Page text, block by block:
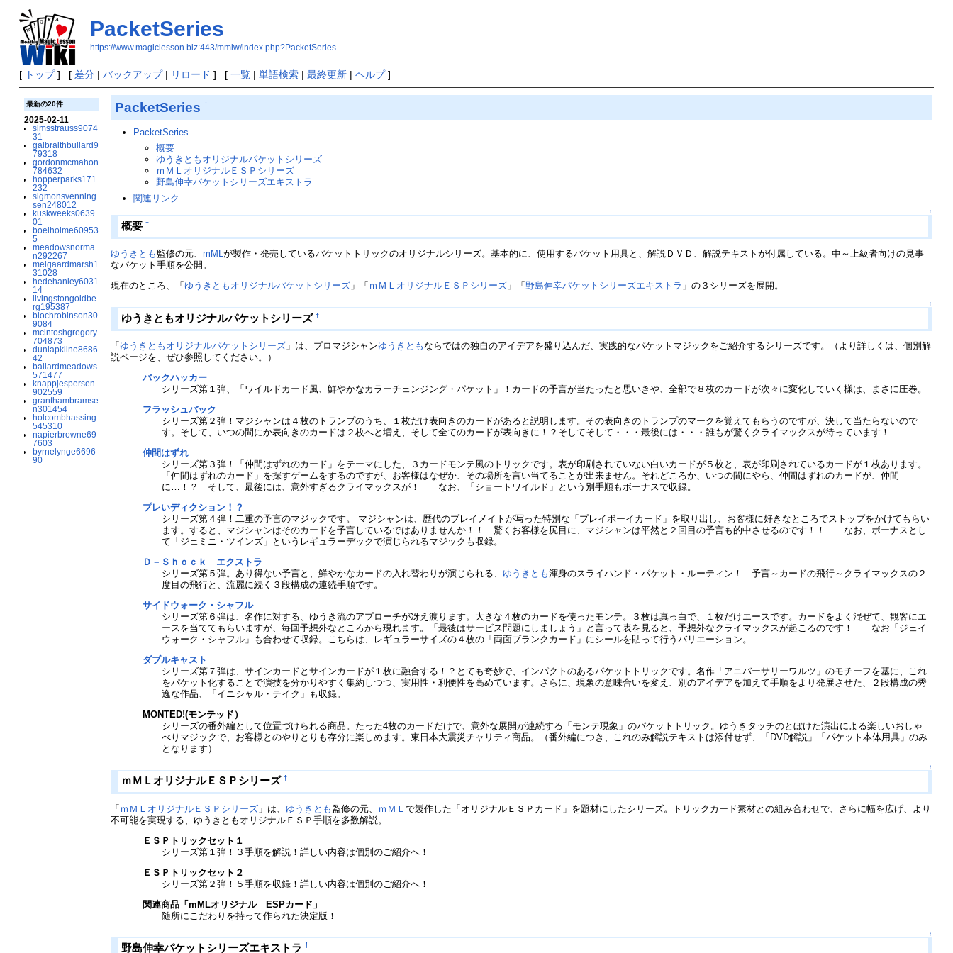
PacketSeries
https://www.magiclesson.biz:443/mmlw/index.php?PacketSeries
[ トップ] [ 差分| バックアップ| リロード ] [ 一覧| 単語検索| 最終更新| ヘルプ]
最新の20件
2025-02-11
simsstrauss9074
31
galbraithbullard9
79318
gordonmcmahon
784632
hopperparks171
232
sigmonsvenning
sen248012
kuskweeks0639
01
boelholme60953
5
meadowsnorma
n292267
melgaardmarsh1
31028
hedehanley6031
14
livingstongoldbe
rg195387
blochrobinson30
9084
mcintoshgregory
704873
dunlapkline8686
42
ballardmeadows
571477
knappjespersen
902559
granthambramse
n301454
holcombhassing
545310
napierbrowne69
7603
byrnelynge6696
90
PacketSeries †
PacketSeries
概要
ゆうきともオリジナルパケットシリーズ
ｍＭＬオリジナルＥＳＰシリーズ
野島伸幸パケットシリーズエキストラ
関連リンク
↑
概要 †
ゆうきとも 監修の元、mMLが製作・発売しているパケットトリックのオリジナルシリーズ。基本的に、使用するパケット用具と、解説ＤＶＤ、解説テキストが付属している。中～上級者向けの見事
なパケット手順を公開。
現在のところ、「ゆうきともオリジナルパケットシリーズ 」「 ｍＭＬオリジナルＥＳＰシリーズ 」「野島伸幸パケットシリーズエキストラ 」の３シリーズを展開。
↑
ゆうきともオリジナルパケットシリーズ †
「ゆうきともオリジナルパケットシリーズ 」は、プロマジシャンゆうきともならではの独自のアイデアを盛り込んだ、実践的なパケットマジックをご紹介するシリーズです。（より詳しくは、個別解
説ページを、ぜひ参照してください。）
バックハッカー
シリーズ第１弾、「ワイルドカード風、鮮やかなカラーチェンジング・パケット」！カードの予言が当たったと思いきや、全部で８枚のカードが次々に変化していく様は、まさに圧巻。
フラッシュバック
シリーズ第２弾！マジシャンは４枚のトランプのうち、１枚だけ表向きのカードがあると説明します。その表向きのトランプのマークを覚えてもらうのですが、決して当たらないので
す。そして、いつの間にか表向きのカードは２枚へと増え、そして全てのカードが表向きに！？そしてそして・・・最後には・・・誰もが驚くクライマックスが待っています！
仲間はずれ
シリーズ第３弾！「仲間はずれのカード」をテーマにした、３カードモンテ風のトリックです。表が印刷されていない白いカードが５枚と、表が印刷されているカードが１枚あります。
「仲間はずれのカード」を探すゲームをするのですが、お客様はなぜか、その場所を言い当てることが出来ません。それどころか、いつの間にやら、仲間はずれのカードが、仲間
に…！？ そして、最後には、意外すぎるクライマックスが！ なお、「ショートワイルド」という別手順もボーナスで収録。
プレいディクション！？
シリーズ第４弾！二重の予言のマジックです。 マジシャンは、歴代のプレイメイトが写った特別な「プレイボーイカード」を取り出し、お客様に好きなところでストップをかけてもらい
ます。すると、マジシャンはそのカードを予言しているではありませんか！！ 驚くお客様を尻目に、マジシャンは平然と２回目の予言も的中させるのです！！ なお、ボーナスとし
て「ジェミニ・ツインズ」というレギュラーデックで演じられるマジックも収録。
Ｄ－Ｓｈｏｃｋ エクストラ
シリーズ第５弾。あり得ない予言と、鮮やかなカードの入れ替わりが演じられる、ゆうきとも渾身のスライハンド・パケット・ルーティン！ 予言～カードの飛行～クライマックスの２
度目の飛行と、流麗に続く３段構成の連続手順です。
サイドウォーク・シャフル
シリーズ第６弾は、名作に対する、ゆうき流のアプローチが冴え渡ります。大きな４枚のカードを使ったモンテ。３枚は真っ白で、１枚だけエースです。カードをよく混ぜて、観客にエ
ースを当ててもらいますが、毎回予想外なところから現れます。「最後はサービス問題にしましょう」と言って表を見ると、予想外なクライマックスが起こるのです！ なお「ジェイ
ウォーク・シャフル」も合わせて収録。こちらは、レギュラーサイズの４枚の「両面ブランクカード」にシールを貼って行うバリエーション。
ダブルキャスト
シリーズ第７弾は、サインカードとサインカードが１枚に融合する！？とても奇妙で、インパクトのあるパケットトリックです。名作「アニバーサリーワルツ」のモチーフを基に、これ
をパケット化することで演技を分かりやすく集約しつつ、実用性・利便性を高めています。さらに、現象の意味合いを変え、別のアイデアを加えて手順をより発展させた、２段構成の秀
逸な作品、「イニシャル・テイク」も収録。
MONTED!(モンテッド）
シリーズの番外編として位置づけられる商品。たった4枚のカードだけで、意外な展開が連続する「モンテ現象」のパケットトリック。ゆうきタッチのとぼけた演出による楽しいおしゃ
べりマジックで、お客様とのやりとりも存分に楽しめます。東日本大震災チャリティ商品。（番外編につき、これのみ解説テキストは添付せず、「DVD解説」「パケット本体用具」のみ
となります）
↑
ｍＭＬオリジナルＥＳＰシリーズ †
「 ｍＭＬオリジナルＥＳＰシリーズ 」は、ゆうきとも 監修の元、 ｍＭＬで製作した「オリジナルＥＳＰカード」を題材にしたシリーズ。トリックカード素材との組み合わせで、さらに幅を広げ、より
不可能を実現する、ゆうきともオリジナルＥＳＰ手順を多数解説。
ＥＳＰトリックセット１
シリーズ第１弾！３手順を解説！詳しい内容は個別のご紹介へ！
ＥＳＰトリックセット２
シリーズ第２弾！５手順を収録！詳しい内容は個別のご紹介へ！
関連商品「mMLオリジナル ESPカード」
随所にこだわりを持って作られた決定版！
↑
野島伸幸パケットシリーズエキストラ †